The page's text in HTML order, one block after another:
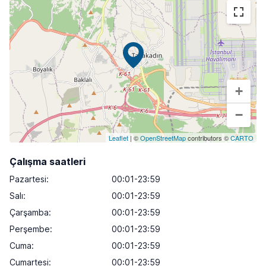
+
−
Leaflet | ©OpenStreetMapcontributors ©CARTO
Çalışma saatleri
Pazartesi:
00:01-23:59
Salı:
00:01-23:59
Çarşamba:
00:01-23:59
Perşembe:
00:01-23:59
Cuma:
00:01-23:59
Cumartesi:
00:01-23:59